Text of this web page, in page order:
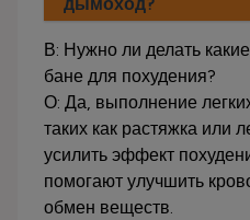
В: Нужно ли делать
бане для похудения?
О: Да, выполнение
таких как растяжка или
усилить эффект
помогают улучшить
обмен веществ.